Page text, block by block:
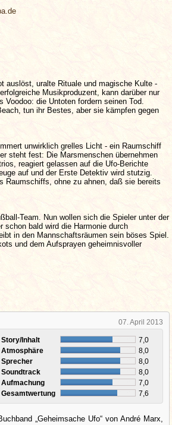
auslöst, uralte Rituale und magische Kulte -
Musikproduzent, kann darüber nur
die Untoten fordern seinen Tod.
tun ihr Bestes, aber sie kämpfen gegen
unwirklich grelles Licht - ein Raumschiff
steht fest: Die Marsmenschen übernehmen
reagiert gelassen auf die Ufo-Berichte
auf und der Erste Detektiv wird stutzig.
Raumschiffs, ohne zu ahnen, daß sie bereits
Team. Nun wollen sich die Spieler unter der
schon bald wird die Harmonie durch
in den Mannschaftsräumen sein böses Spiel.
und dem Aufsprayen geheimnisvoller
07. April 2013
Story/Inhalt
7,0
Atmosphäre
8,0
Sprecher
8,0
Soundtrack
8,0
Aufmachung
7,0
Gesamtwertung
7,6
„Geheimsache Ufo“ von André Marx,